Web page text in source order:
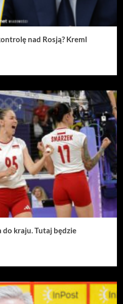
nad Rosją? Kreml
do kraju. Tutaj będzie